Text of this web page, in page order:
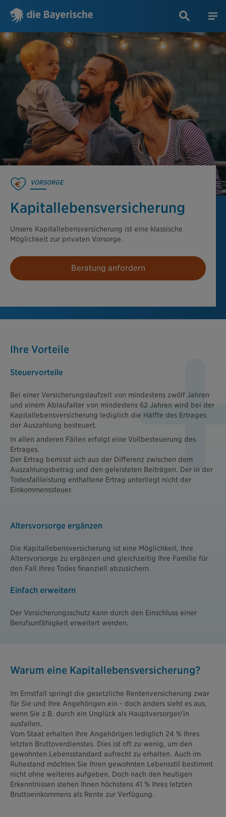
VORSORGE
Kapitallebens­versicherung
Unsere Kapitallebensversicherung ist eine klassische
Möglichkeit zur privaten Vorsorge.
Beratung anfordern
Ihre Vorteile
Steuervorteile
Bei einer Versicherungslaufzeit von mindestens zwölf Jahren
und einem Ablaufalter von mindestens 62 Jahren wird bei der
Kapitallebensversicherung lediglich die Hälfte des Ertrages
der Auszahlung besteuert.
In allen anderen Fällen erfolgt eine Vollbesteuerung des
Ertrages.
Der Ertrag bemisst sich aus der Differenz zwischen dem
Auszahlungsbetrag und den geleisteten Beiträgen. Der in der
Todesfallleistung enthaltene Ertrag unterliegt nicht der
Einkommenssteuer.
Altersvorsorge ergänzen
Die Kapitallebensversicherung ist eine Möglichkeit, Ihre
Altersvorsorge zu ergänzen und gleichzeitig Ihre Familie für
den Fall Ihres Todes finanziell abzusichern.
Einfach erweitern
Der Versicherungsschutz kann durch den Einschluss einer
Berufsunfähigkeit erweitert werden.
Warum eine Kapitallebensversicherung?
Im Ernstfall springt die gesetzliche Rentenversicherung zwar
für Sie und Ihre Angehörigen ein - doch anders sieht es aus,
wenn Sie z.B. durch ein Unglück als Hauptversorger/in
ausfallen.
Vom Staat erhalten Ihre Angehörigen lediglich 24 % Ihres
letzten Bruttoverdienstes. Dies ist oft zu wenig, um den
gewohnten Lebensstandard aufrecht zu erhalten. Auch im
Ruhestand möchten Sie Ihren gewohnten Lebensstil bestimmt
nicht ohne weiteres aufgeben. Doch nach den heutigen
Erkenntnissen stehen Ihnen höchstens 41 % Ihres letzten
Bruttoeinkommens als Rente zur Verfügung.